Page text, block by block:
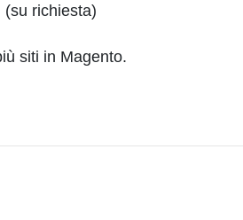
(su richiesta)
siti in Magento.